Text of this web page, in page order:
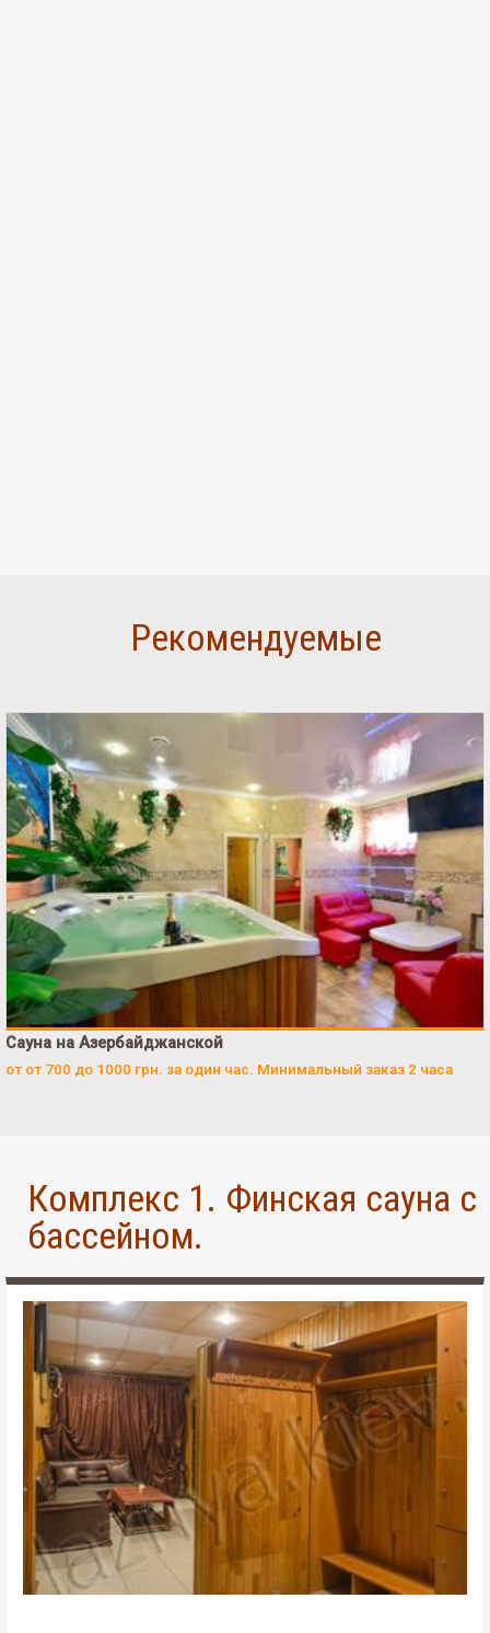
Рекомендуемые
Сауна на Азербайджанской
от от 700 до 1000 грн. за один час. Минимальный заказ 2 часа
Комплекс 1. Финская сауна с
бассейном.